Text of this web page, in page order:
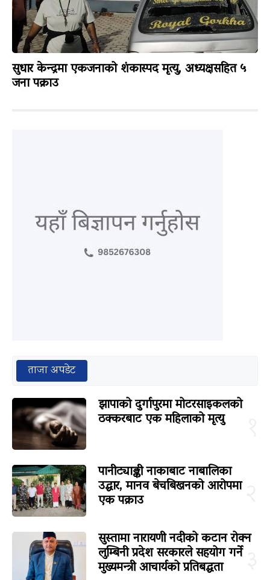
सुधार केन्द्रमा एकजनाको शंकास्पद मृत्यु, अध्यक्षसहित ५
जना पक्राउ
ताजा अपडेट
झापाको दुर्गापुरमा मोटरसाइकलको
ठक्करबाट एक महिलाको मृत्यु
पानीट्याङ्की नाकाबाट नाबालिका
उद्धार, मानव बेचबिखनको आरोपमा
एक पक्राउ
सुस्तामा नारायणी नदीको कटान रोक्न
लुम्बिनी प्रदेश सरकारले सहयोग गर्ने
मुख्यमन्त्री आचार्यको प्रतिबद्धता